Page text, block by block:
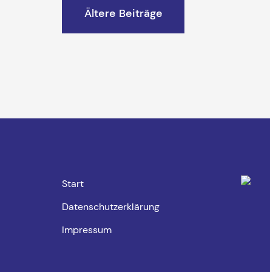
Ältere Beiträge
Start
Datenschutzerklärung
Impressum